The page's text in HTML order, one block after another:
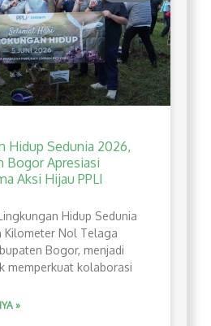
Hidup Sedunia 2026,
Bogor Apresiasi
Aksi Hijau PPLI
Hidup Sedunia
Kilometer Nol Telaga
Bogor, menjadi
memperkuat kolaborasi
»